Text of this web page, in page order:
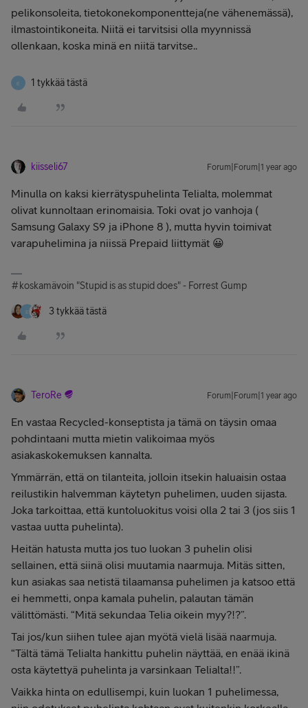
pelikonsoleita, tietokonekomponentteja(ne vähenemässä),
ilmastointikoneita. Niitä ei tarvitsisi olla myynnissä
ollenkaan, koska minä en niitä tarvitse..
E 1 tykkää tästä
kiisseli67 Forum|Forum|1 year ago
Minulla on kaksi kierrätyspuhelinta Telialta, molemmat
olivat kunnoltaan erinomaisia. Toki ovat jo vanhoja (
Samsung Galaxy S9 ja iPhone 8 ), mutta hyvin toimivat
varapuhelimina ja niissä Prepaid liittymät 😀
#koskamävoin "Stupid is as stupid does" - Forrest Gump
E 3 tykkää tästä
TeroRe Forum|Forum|1 year ago
En vastaa Recycled-konseptista ja tämä on täysin omaa
pohdintaani mutta mietin valikoimaa myös
asiakaskokemuksen kannalta.
Ymmärrän, että on tilanteita, jolloin itsekin haluaisin ostaa
reilustikin halvemman käytetyn puhelimen, uuden sijasta.
Joka tarkoittaa, että kuntoluokitus voisi olla 2 tai 3 (jos siis 1
vastaa uutta puhelinta).
Heitän hatusta mutta jos tuo luokan 3 puhelin olisi
sellainen, että siinä olisi muutamia naarmuja. Mitäs sitten,
kun asiakas saa netistä tilaamansa puhelimen ja katsoo että
ei hemmetti, onpa kamala puhelin, palautan tämän
välittömästi. “Mitä sekundaa Telia oikein myy?!?”.
Tai jos/kun siihen tulee ajan myötä vielä lisää naarmuja.
“Tältä tämä Telialta hankittu puhelin näyttää, en enää ikinä
osta käytettyä puhelinta ja varsinkaan Telialta!!”.
Vaikka hinta on edullisempi, kuin luokan 1 puhelimessa,